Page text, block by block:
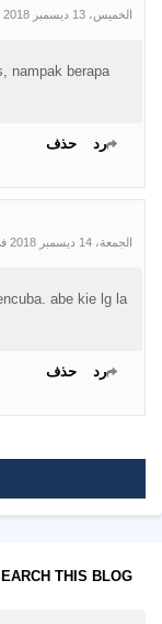
الخميس، 13 ديسمبر 2018 في 7:05:00 ص غرينتش+8
nampak berapa
رد حذف
الجمعة، 14 ديسمبر 2018 في 10:03:00 ص غرينتش+8
abe kie lg la
رد حذف
THIS BLOG